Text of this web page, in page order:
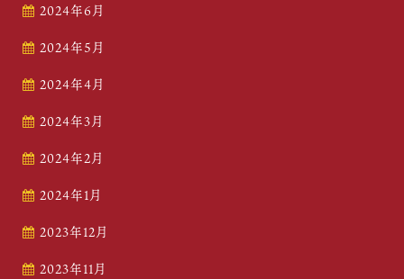
2024年6月
2024年5月
2024年4月
2024年3月
2024年2月
2024年1月
2023年12月
2023年11月